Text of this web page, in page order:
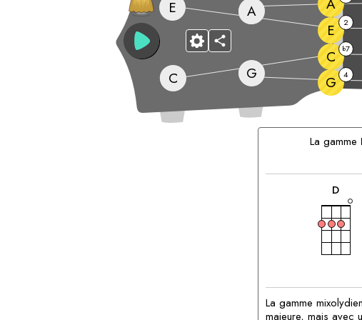
G G 4
C
C b7
E
E
2
A
La gamme
Accords
correspondants:
D
La gamme
majeure, mais avec